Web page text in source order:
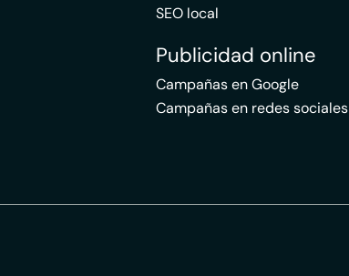
SEO local
Publicidad online
Campañas en Google
Campañas en redes sociales